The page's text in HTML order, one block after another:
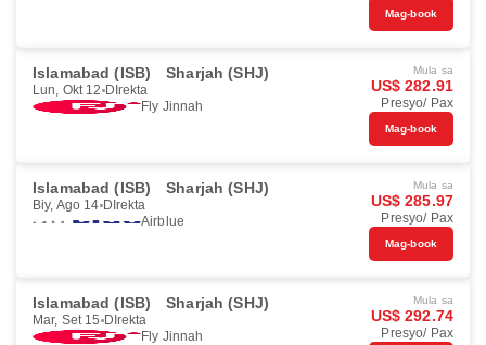
Mag-book
Islamabad (ISB) Sharjah (SHJ)
Lun, Okt 12 DIrekta
Fly Jinnah
Mula sa
US$ 282.91
Presyo/ Pax
Mag-book
Islamabad (ISB) Sharjah (SHJ)
Biy, Ago 14 DIrekta
Airblue
Mula sa
US$ 285.97
Presyo/ Pax
Mag-book
Islamabad (ISB) Sharjah (SHJ)
Mar, Set 15 DIrekta
Fly Jinnah
Mula sa
US$ 292.74
Presyo/ Pax